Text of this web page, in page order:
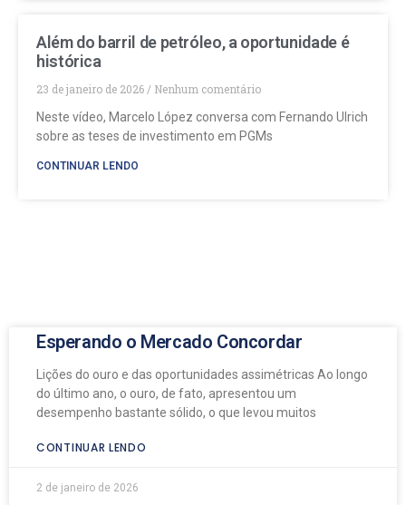
Além do barril de petróleo, a oportunidade é
histórica
23 de janeiro de 2026
Nenhum comentário
Neste vídeo, Marcelo López conversa com Fernando Ulrich
sobre as teses de investimento em PGMs
CONTINUAR LENDO
Esperando o Mercado Concordar
Lições do ouro e das oportunidades assimétricas Ao longo
do último ano, o ouro, de fato, apresentou um
desempenho bastante sólido, o que levou muitos
CONTINUAR LENDO
2 de janeiro de 2026